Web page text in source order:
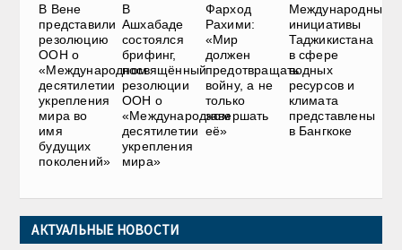
В Вене
представили
резолюцию
ООН о
«Международном
десятилетии
укрепления
мира во
имя
будущих
поколений»
В
Ашхабаде
состоялся
брифинг,
посвящённый
резолюции
ООН о
«Международном
десятилетии
укрепления
мира»
Фарход
Рахими:
«Мир
должен
предотвращать
войну, а не
только
завершать
её»
Международные
инициативы
Таджикистана
в сфере
водных
ресурсов и
климата
представлены
в Бангкоке
АКТУАЛЬНЫЕ НОВОСТИ